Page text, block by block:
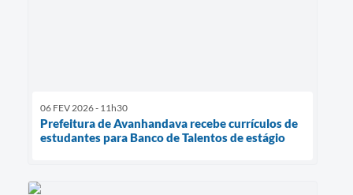
06 FEV 2026 - 11h30
Prefeitura de Avanhandava recebe currículos de
estudantes para Banco de Talentos de estágio